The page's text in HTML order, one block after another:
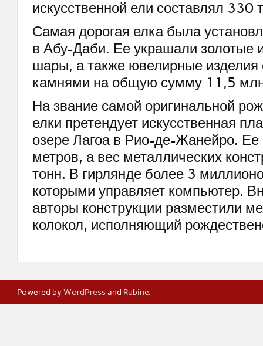
искусственной ели составлял 330
Самая дорогая елка была
в Абу-Даби. Ее украшали золотые
шары, а также ювелирные изделия
камнями на общую сумму 11,5
На звание самой оригинальной
елки претендует искусственная
озере Лагоа в Рио-де-Жанейро.
метров, а вес металлических
тонн. В гирлянде более 3
которыми управляет компьютер.
авторы конструкции разместили
колокол, исполняющий
Powered byWordPressand Rubine